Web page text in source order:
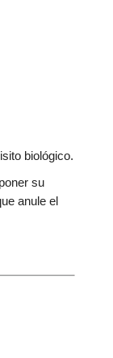
biológico.
su
anule el